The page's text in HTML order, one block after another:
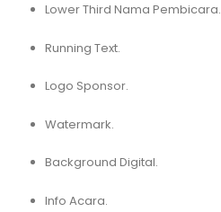
Lower Third Nama Pembicara.
Running Text.
Logo Sponsor.
Watermark.
Background Digital.
Info Acara.